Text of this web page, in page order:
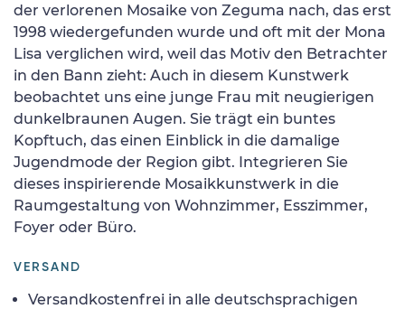
der verlorenen Mosaike von Zeguma nach, das erst
1998 wiedergefunden wurde und oft mit der Mona
Lisa verglichen wird, weil das Motiv den Betrachter
in den Bann zieht: Auch in diesem Kunstwerk
beobachtet uns eine junge Frau mit neugierigen
dunkelbraunen Augen. Sie trägt ein buntes
Kopftuch, das einen Einblick in die damalige
Jugendmode der Region gibt. Integrieren Sie
dieses inspirierende Mosaikkunstwerk in die
Raumgestaltung von Wohnzimmer, Esszimmer,
Foyer oder Büro.
VERSAND
Versandkostenfrei in alle deutschsprachigen